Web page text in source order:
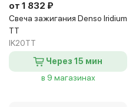
от 1 832 ₽
Свеча зажигания Denso Iridium
TT
IK20TT
Через 15 мин
в 9 магазинах